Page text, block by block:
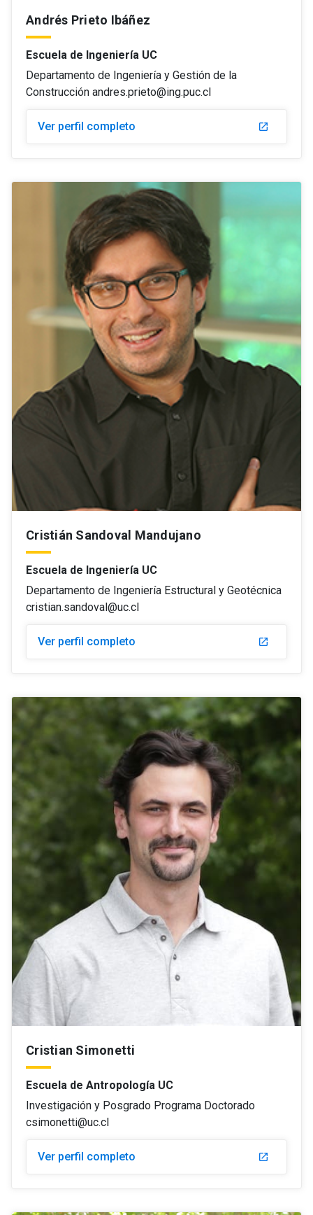
Andrés Prieto Ibáñez
Escuela de Ingeniería UC
Departamento de Ingeniería y Gestión de la
Construcción andres.prieto@ing.puc.cl
Ver perfil completo
Cristián Sandoval Mandujano
Escuela de Ingeniería UC
Departamento de Ingeniería Estructural y Geotécnica
cristian.sandoval@uc.cl
Ver perfil completo
Cristian Simonetti
Escuela de Antropología UC
Investigación y Posgrado Programa Doctorado
csimonetti@uc.cl
Ver perfil completo